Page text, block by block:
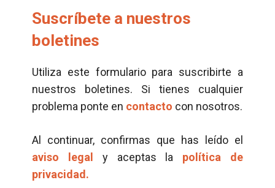
Suscríbete a nuestros
boletines
Utiliza este formulario para suscribirte a
nuestros boletines. Si tienes cualquier
problema ponte en contacto con nosotros.
Al continuar, confirmas que has leído el
aviso legal
y aceptas la política de
privacidad.